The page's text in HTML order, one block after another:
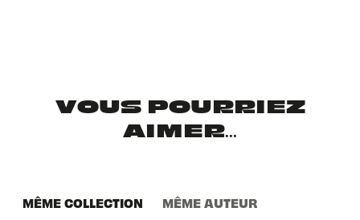
VOUS POURRIEZ
AIMER...
MÊME COLLECTION MÊME AUTEUR